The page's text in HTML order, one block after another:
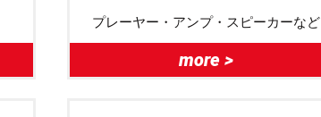
プレーヤー・アンプ・スピーカーなど
more >